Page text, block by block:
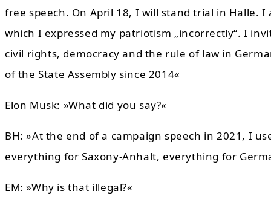
free speech. On April 18, I will stand trial in Halle.
which I expressed my patriotism „incorrectly“. I
civil rights, democracy and the rule of law in
of the State Assembly since 2014«
Elon Musk: »What did you say?«
BH: »At the end of a campaign speech in 2021, I
everything for Saxony-Anhalt, everything for
EM: »Why is that illegal?«